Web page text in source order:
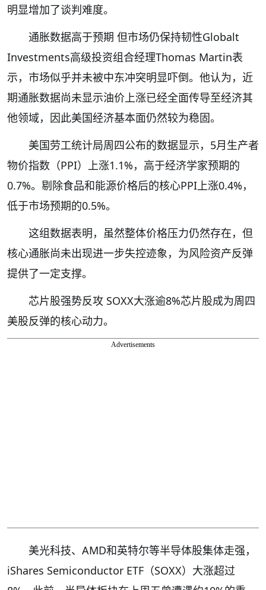
明显增加了谈判难度。
通胀数据高于预期 但市场仍保持韧性Globalt
Investments高级投资组合经理Thomas Martin表
示，市场似乎并未被中东冲突明显吓倒。他认为，近
期通胀数据尚未显示油价上涨已经全面传导至经济其
他领域，因此美国经济基本面仍然较为稳固。
美国劳工统计局周四公布的数据显示，5月生产者
物价指数（PPI）上涨1.1%，高于经济学家预期的
0.7%。剔除食品和能源价格后的核心PPI上涨0.4%，
低于市场预期的0.5%。
这组数据表明，虽然整体价格压力仍然存在，但
核心通胀尚未出现进一步失控迹象，为风险资产反弹
提供了一定支撑。
芯片股强势反攻 SOXX大涨逾8%芯片股成为周四
美股反弹的核心动力。
Advertisements
美光科技、AMD和英特尔等半导体股集体走强，
iShares Semiconductor ETF（SOXX）大涨超过